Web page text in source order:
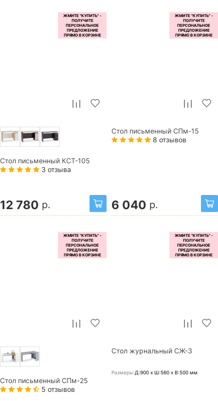
Стол письменный КСТ-105
3 отзыва
12 780 р.
Стол письменный СПм-15
8 отзывов
6 040 р.
Стол письменный СПм-25
5 отзывов
Стол журнальный СЖ-3
Размеры:Д:900 x Ш:560 x В:500 мм